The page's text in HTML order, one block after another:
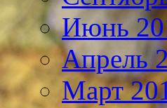
Июнь
Апрель
Март